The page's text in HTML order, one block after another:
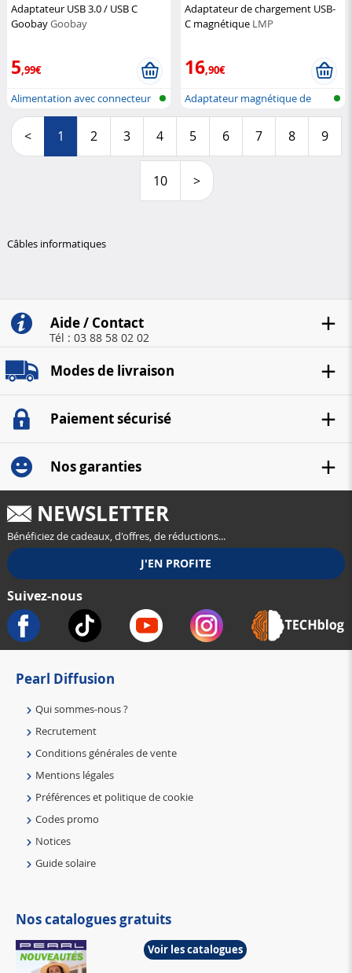
Adaptateur USB 3.0 / USB C
GoobayGoobay
5,99€
Alimentation avec connecteur
USB Ty...
Adaptateur de chargement USB-
C magnétique LMP
16,90€
Adaptateur magnétique de
prise de c...
< 1 2 3 4 5 6 7 8 9
10 >
Câbles informatiques
Aide / Contact
Tél : 03 88 58 02 02
Modes de livraison
Paiement sécurisé
Nos garanties
NEWSLETTER
Bénéficiez de cadeaux, d'offres, de réductions...
Suivez-nous
Pearl Diffusion
Qui sommes-nous ?
Recrutement
Conditions générales de vente
Mentions légales
Préférences et politique de cookie
Codes promo
Notices
Guide solaire
Nos catalogues gratuits
Voir les catalogues